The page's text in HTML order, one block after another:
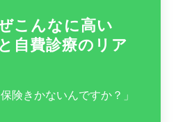
こんなに高い
自費診療のリア
険きかないんですか？」